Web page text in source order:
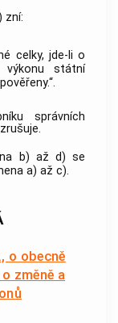
zní:
celky, jde-li o
státní
správních
b) až d) se
a) až c).
o obecně
změně a